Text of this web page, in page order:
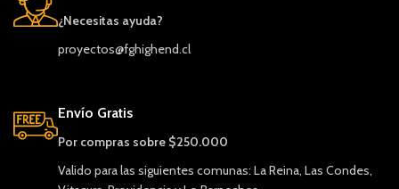
¿Necesitas ayuda?
proyectos@fghighend.cl
Envío Gratis
Por compras sobre $250.000
Valido para las siguientes comunas: La Reina, Las Condes,